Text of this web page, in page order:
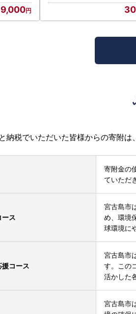
9,000
納税でいただいた皆様からの寄附
寄附金の
ていただ
ース
宮古島市
め、環境
球環境に
コース
宮古島市
す。この
活かした
宮古島市